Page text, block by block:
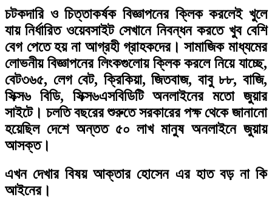
চটকদারি ও চিত্তাকর্ষক বিজ্ঞাপনের ক্লিক করলেই খুলে
যায় নির্ধারিত ওয়েবসাইট সেখানে নিবন্ধন করতে খুব বেশি
বেগ পেতে হয় না আগ্রহী গ্রাহকদের। সামাজিক মাধ্যমের
লোভনীয় বিজ্ঞাপনের লিংকগুলোয় ক্লিক করলে নিয়ে যাচ্ছে,
বেট৩৬৫, লেগ বেট, ক্রিকিয়া, জিতবাজ, বাবু ৮৮, বাজি,
সিক্স৬ বিডি, সিক্স৬এসবিডিটি অনলাইনের মতো জুয়ার
সাইটে। চলতি বছরের শুরুতে সরকারের পক্ষ থেকে জানানো
হয়েছিল দেশে অন্তত ৫০ লাখ মানুষ অনলাইনে জুয়ায়
আসক্ত।
এখন দেখার বিষয় আক্তার হোসেন এর হাত বড় না কি
আইনের।